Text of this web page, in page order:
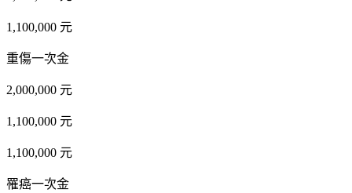
1,100,000 元
重傷一次金
2,000,000 元
1,100,000 元
1,100,000 元
罹癌一次金